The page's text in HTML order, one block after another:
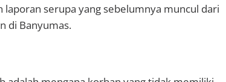
laporan serupa yang sebelumnya muncul dari
di Banyumas.